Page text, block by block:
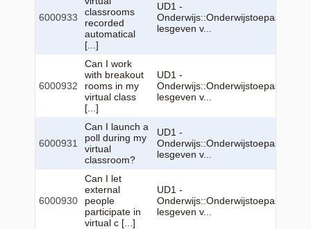
6000933
classrooms
recorded
automatical
[...]
UD1 -
lesgeven v...
6000932
Can I work
with breakout
rooms in my
virtual class
[...]
UD1 -
lesgeven v...
6000931
Can I launch a
poll during my
virtual
classroom?
UD1 -
lesgeven v...
6000930
Can I let
external
people
participate in
virtual c [...]
UD1 -
lesgeven v...